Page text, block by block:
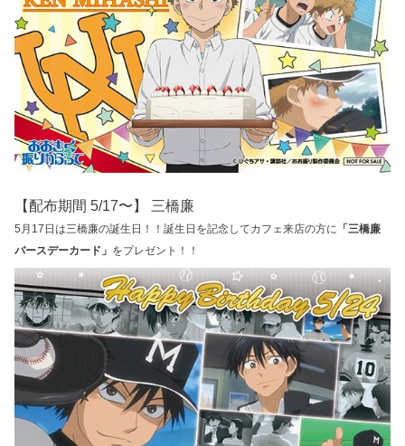
【配布期間 5/17〜】 三橋廉
5月17日は三橋廉の誕生日！！誕生日を記念してカフェ来店の方に 「三橋廉
バースデーカード」 をプレゼント！！